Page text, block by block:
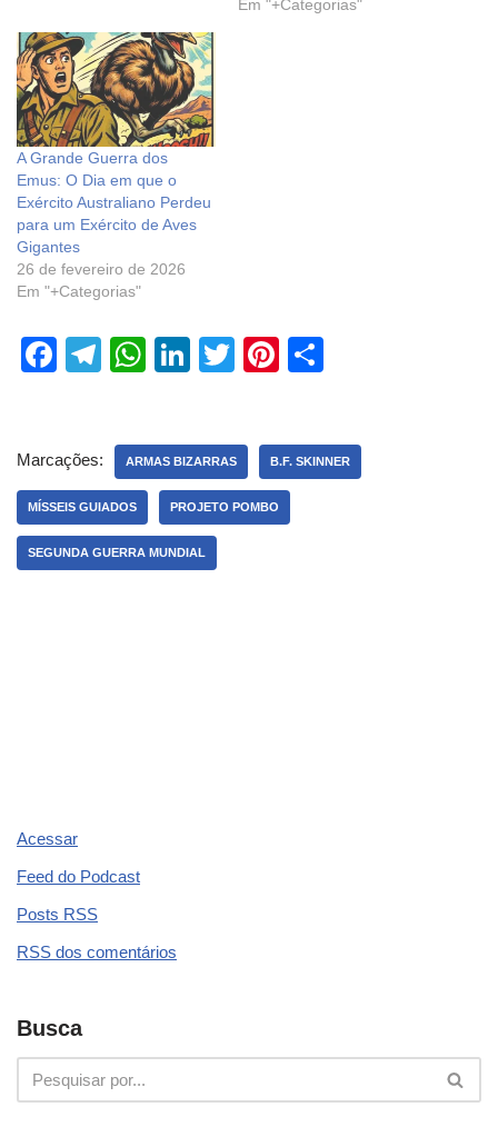
Em "+Categorias"
A Grande Guerra dos
Emus: O Dia em que o
Exército Australiano Perdeu
para um Exército de Aves
Gigantes
26 de fevereiro de 2026
Em "+Categorias"
F
e
b
o
o
T
gr
a
m
W
s
A
p
p
Li
e
dI
n
T
er
Pi
e
st
e
Marcações: ARMAS BIZARRAS B.F. SKINNER
MÍSSEIS GUIADOS PROJETO POMBO
SEGUNDA GUERRA MUNDIAL
Acessar
Feed do Podcast
Posts RSS
RSS dos comentários
Busca